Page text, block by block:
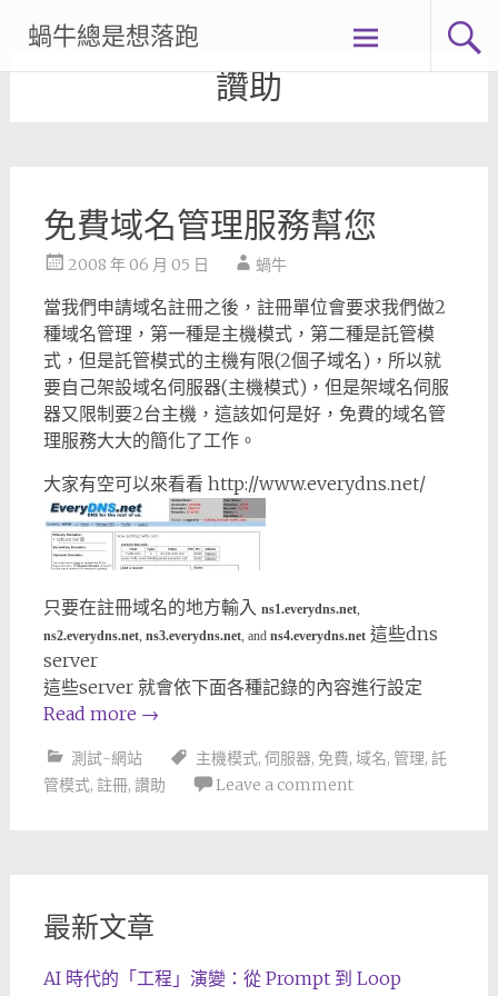
content
蝸牛總是想落跑
讚助
免費域名管理服務幫您
2008 年 06 月 05 日 蝸牛
當我們申請域名註冊之後，註冊單位會要求我們做2
種域名管理，第一種是主機模式，第二種是託管模
式，但是託管模式的主機有限(2個子域名)，所以就
要自己架設域名伺服器(主機模式)，但是架域名伺服
器又限制要2台主機，這該如何是好，免費的域名管
理服務大大的簡化了工作。
大家有空可以來看看 http://www.everydns.net/
只要在註冊域名的地方輸入 ns1.everydns.net,
ns2.everydns.net, ns3.everydns.net, and ns4.everydns.net這些dns
server
這些server 就會依下面各種記錄的內容進行設定
Read more →
測試-網站 主機模式, 伺服器, 免費, 域名, 管理, 託
管模式, 註冊, 讚助 Leave a comment
最新文章
AI 時代的「工程」演變：從 Prompt 到 Loop